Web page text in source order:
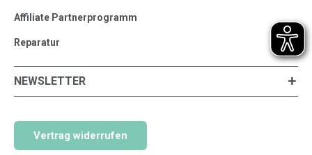
Affiliate Partnerprogramm
Reparatur
NEWSLETTER
Vertrag widerrufen